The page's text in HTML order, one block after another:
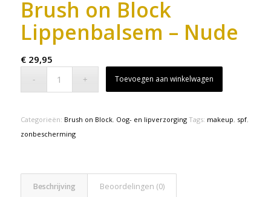
Brush on Block
Lippenbalsem – Nude
€29,95
Toevoegen aan winkelwagen
Categorieën: Brush on Block, Oog- en lipverzorging Tags: makeup, spf,
zonbescherming
Beschrijving Beoordelingen (0)